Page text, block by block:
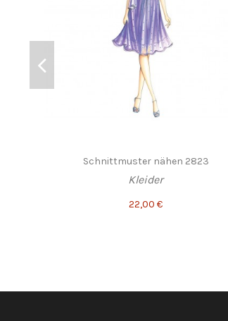
Schnittmuster nähen 2823
Kleider
22,00 €